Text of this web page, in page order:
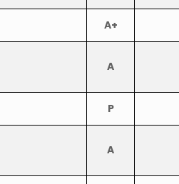
A+
A
P
A